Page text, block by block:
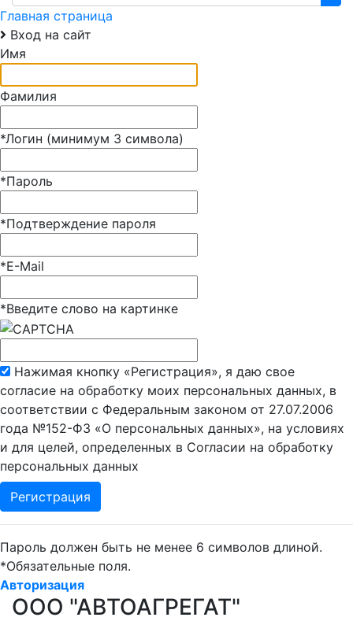
Главная страница
Вход на сайт
Имя
Фамилия
*Логин (минимум 3 символа)
*Пароль
*Подтверждение пароля
*E-Mail
*Введите слово на картинке
Нажимая кнопку «Регистрация», я даю свое
согласие на обработку моих персональных данных, в
соответствии с Федеральным законом от 27.07.2006
года №152-ФЗ «О персональных данных», на условиях
и для целей, определенных в Согласии на обработку
персональных данных
Пароль должен быть не менее 6 символов длиной.
*Обязательные поля.
Авторизация
ООО "АВТОАГРЕГАТ"